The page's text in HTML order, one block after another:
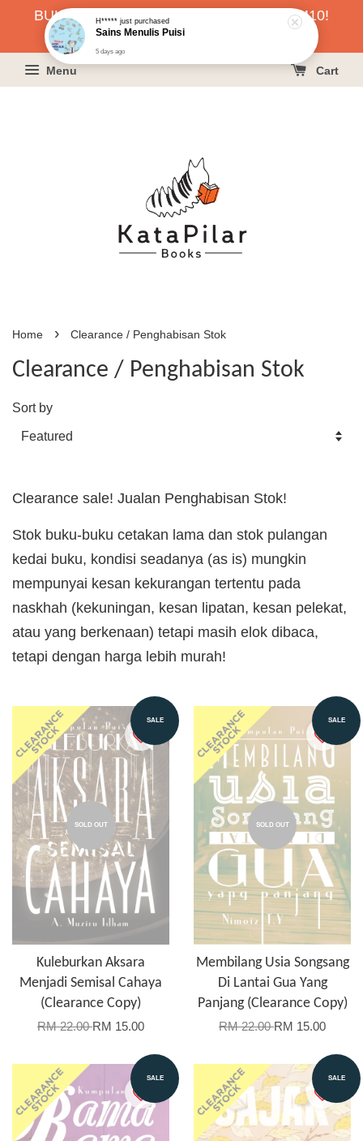
BUKU HARGA RAHMAH SERENDAH RM10!
KLIK SINI UNTUK PESAN!
Menu Cart
Home › Clearance / Penghabisan Stok
Clearance / Penghabisan Stok
Sort by
Clearance sale! Jualan Penghabisan Stok!
Stok buku-buku cetakan lama dan stok pulangan
kedai buku, kondisi seadanya (as is) mungkin
mempunyai kesan kekurangan tertentu pada
naskhah (kekuningan, kesan lipatan, kesan pelekat,
atau yang berkenaan) tetapi masih elok dibaca,
tetapi dengan harga lebih murah!
SALE
SOLD OUT
Kuleburkan Aksara
Menjadi Semisal Cahaya
(Clearance Copy)
RM 22.00RM 15.00
SALE
SOLD OUT
Membilang Usia Songsang
Di Lantai Gua Yang
Panjang (Clearance Copy)
RM 22.00RM 15.00
SALE SALE